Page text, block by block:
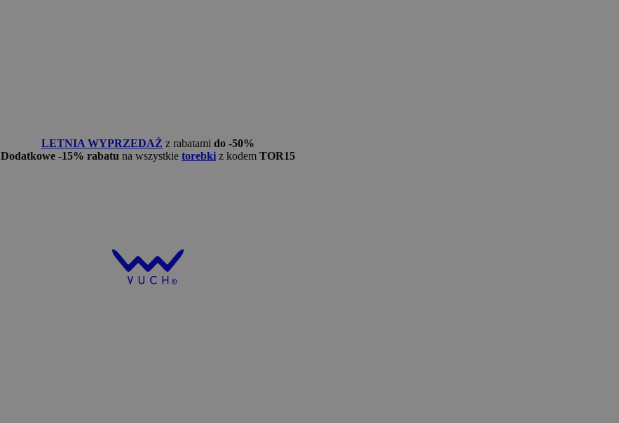
LETNIA WYPRZEDAŻ z rabatami do -50%
Dodatkowe -15% rabatu na wszystkie torebki z kodem TOR15